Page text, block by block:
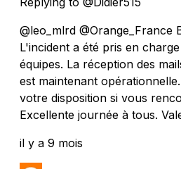
@leo_mlrd @Orange_France
L'incident a été pris en
équipes. La réception des
est maintenant
votre disposition si vous
Excellente journée à tous.
il y a 9 mois